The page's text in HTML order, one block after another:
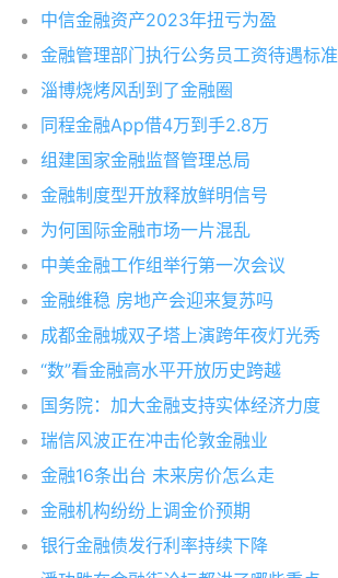
中信金融资产2023年扭亏为盈
金融管理部门执行公务员工资待遇标准
淄博烧烤风刮到了金融圈
同程金融App借4万到手2.8万
组建国家金融监督管理总局
金融制度型开放释放鲜明信号
为何国际金融市场一片混乱
中美金融工作组举行第一次会议
金融维稳 房地产会迎来复苏吗
成都金融城双子塔上演跨年夜灯光秀
“数”看金融高水平开放历史跨越
国务院：加大金融支持实体经济力度
瑞信风波正在冲击伦敦金融业
金融16条出台 未来房价怎么走
金融机构纷纷上调金价预期
银行金融债发行利率持续下降